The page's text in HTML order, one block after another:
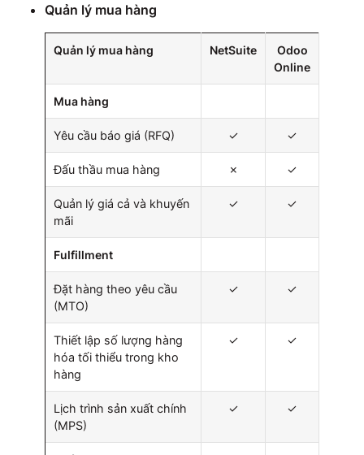
Quản lý mua hàng
Quản lý mua hàng NetSuite
Odoo
Online
Mua hàng
Yêu cầu báo giá (RFQ) ✓ ✓
Đấu thầu mua hàng ✗ ✓
Quản lý giá cả và khuyến
mãi
✓ ✓
Fulfillment
Đặt hàng theo yêu cầu
(MTO)
✓ ✓
Thiết lập số lượng hàng
hóa tối thiểu trong kho
hàng
✓ ✓
Lịch trình sản xuất chính
(MPS)
✓ ✓